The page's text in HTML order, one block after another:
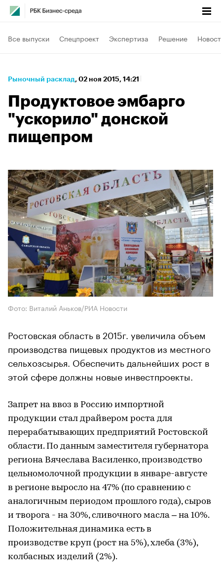
Все выпуски Спецпроект Экспертиза Решение
Рыночный расклад⁠, 02 ноя 2015, 14:21
Продуктовое эмбарго
"ускорило" донской
пищепром
Фото: Виталий Аньков/РИА Новости
Ростовская область в 2015г. увеличила объем
производства пищевых продуктов из местного
сельхозсырья. Обеспечить дальнейших рост в
этой сфере должны новые инвестпроекты.
Запрет на ввоз в Россию импортной
продукции стал драйвером роста для
перерабатывающих предприятий Ростовской
области. По данным заместителя губернатора
региона Вячеслава Василенко, производство
цельномолочной продукции в январе-августе
в регионе выросло на 47% (по сравнению с
аналогичным периодом прошлого года), сыров
и творога - на 30%, сливочного масла – на 10%.
Положительная динамика есть в
производстве круп (рост на 5%), хлеба (3%),
колбасных изделий (2%).